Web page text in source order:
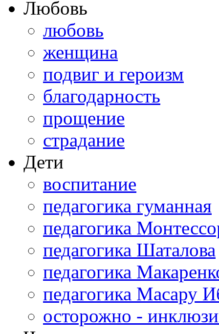
Любовь
любовь
женщина
подвиг и героизм
благодарность
прощение
страдание
Дети
воспитание
педагогика гуманная
педагогика
педагогика Шаталова
педагогика
педагогика Масару
осторожно -